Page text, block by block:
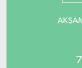
Tüm
Son Dakika